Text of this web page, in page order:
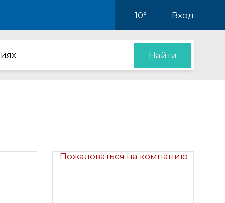
10° Вход
Найти
Пожаловаться на компанию